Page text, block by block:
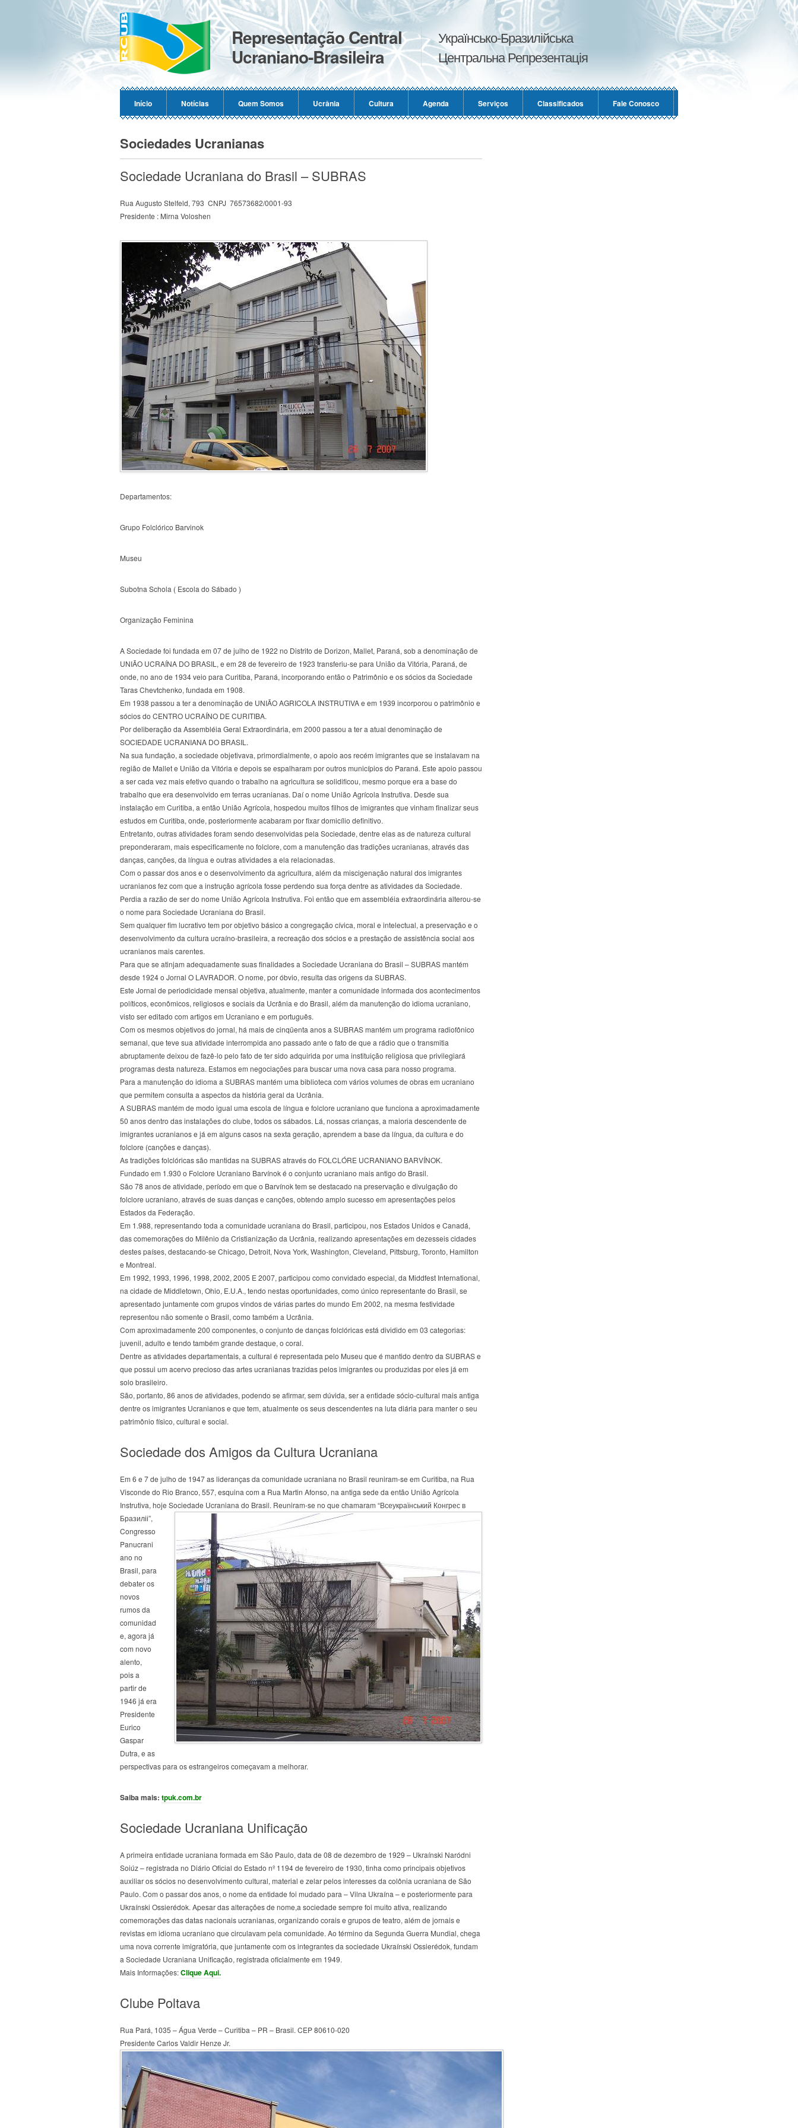
Representação Central
Ucraniano-Brasileira
Українсько-Бразилійська
Центральна Репрезентація
Início Notícias Quem Somos Ucrânia Cultura Agenda Serviços Classificados Fale Conosco
Sociedades Ucranianas
Sociedade Ucraniana do Brasil – SUBRAS
Rua Augusto Stelfeld, 793 CNPJ 76573682/0001-93
Presidente : Mirna Voloshen
Departamentos:
Grupo Folclórico Barvinok
Museu
Subotna Schola ( Escola do Sábado )
Organização Feminina
A Sociedade foi fundada em 07 de julho de 1922 no Distrito de Dorizon, Mallet, Paraná, sob a denominação de
UNIÃO UCRAÍNA DO BRASIL, e em 28 de fevereiro de 1923 transferiu-se para União da Vitória, Paraná, de
onde, no ano de 1934 veio para Curitiba, Paraná, incorporando então o Patrimônio e os sócios da Sociedade
Taras Chevtchenko, fundada em 1908.
Em 1938 passou a ter a denominação de UNIÃO AGRICOLA INSTRUTIVA e em 1939 incorporou o patrimônio e
sócios do CENTRO UCRAÍNO DE CURITIBA.
Por deliberação da Assembléia Geral Extraordinária, em 2000 passou a ter a atual denominação de
SOCIEDADE UCRANIANA DO BRASIL.
Na sua fundação, a sociedade objetivava, primordialmente, o apoio aos recém imigrantes que se instalavam na
região de Mallet e União da Vitória e depois se espalharam por outros municípios do Paraná. Este apoio passou
a ser cada vez mais efetivo quando o trabalho na agricultura se solidificou, mesmo porque era a base do
trabalho que era desenvolvido em terras ucranianas. Daí o nome União Agrícola Instrutiva. Desde sua
instalação em Curitiba, a então União Agrícola, hospedou muitos filhos de imigrantes que vinham finalizar seus
estudos em Curitiba, onde, posteriormente acabaram por fixar domicílio definitivo.
Entretanto, outras atividades foram sendo desenvolvidas pela Sociedade, dentre elas as de natureza cultural
preponderaram, mais especificamente no folclore, com a manutenção das tradições ucranianas, através das
danças, canções, da língua e outras atividades a ela relacionadas.
Com o passar dos anos e o desenvolvimento da agricultura, além da miscigenação natural dos imigrantes
ucranianos fez com que a instrução agrícola fosse perdendo sua força dentre as atividades da Sociedade.
Perdia a razão de ser do nome União Agrícola Instrutiva. Foi então que em assembléia extraordinária alterou-se
o nome para Sociedade Ucraniana do Brasil.
Sem qualquer fim lucrativo tem por objetivo básico a congregação cívica, moral e intelectual, a preservação e o
desenvolvimento da cultura ucraíno-brasileira, a recreação dos sócios e a prestação de assistência social aos
ucranianos mais carentes.
Para que se atinjam adequadamente suas finalidades a Sociedade Ucraniana do Brasil – SUBRAS mantém
desde 1924 o Jornal O LAVRADOR. O nome, por óbvio, resulta das origens da SUBRAS.
Este Jornal de periodicidade mensal objetiva, atualmente, manter a comunidade informada dos acontecimentos
políticos, econômicos, religiosos e sociais da Ucrânia e do Brasil, além da manutenção do idioma ucraniano,
visto ser editado com artigos em Ucraniano e em português.
Com os mesmos objetivos do jornal, há mais de cinqüenta anos a SUBRAS mantém um programa radiofônico
semanal, que teve sua atividade interrompida ano passado ante o fato de que a rádio que o transmitia
abruptamente deixou de fazê-lo pelo fato de ter sido adquirida por uma instituição religiosa que privilegiará
programas desta natureza. Estamos em negociações para buscar uma nova casa para nosso programa.
Para a manutenção do idioma a SUBRAS mantém uma biblioteca com vários volumes de obras em ucraniano
que permitem consulta a aspectos da história geral da Ucrânia.
A SUBRAS mantém de modo igual uma escola de língua e folclore ucraniano que funciona a aproximadamente
50 anos dentro das instalações do clube, todos os sábados. Lá, nossas crianças, a maioria descendente de
imigrantes ucranianos e já em alguns casos na sexta geração, aprendem a base da língua, da cultura e do
folclore (canções e danças).
As tradições folclóricas são mantidas na SUBRAS através do FOLCLÓRE UCRANIANO BARVÍNOK.
Fundado em 1.930 o Folclore Ucraniano Barvínok é o conjunto ucraniano mais antigo do Brasil.
São 78 anos de atividade, período em que o Barvínok tem se destacado na preservação e divulgação do
folclore ucraniano, através de suas danças e canções, obtendo amplo sucesso em apresentações pelos
Estados da Federação.
Em 1.988, representando toda a comunidade ucraniana do Brasil, participou, nos Estados Unidos e Canadá,
das comemorações do Milênio da Cristianização da Ucrânia, realizando apresentações em dezesseis cidades
destes países, destacando-se Chicago, Detroit, Nova York, Washington, Cleveland, Pittsburg, Toronto, Hamilton
e Montreal.
Em 1992, 1993, 1996, 1998, 2002, 2005 E 2007, participou como convidado especial, da Middfest International,
na cidade de Middletown, Ohio, E.U.A., tendo nestas oportunidades, como único representante do Brasil, se
apresentado juntamente com grupos vindos de várias partes do mundo Em 2002, na mesma festividade
representou não somente o Brasil, como também a Ucrânia.
Com aproximadamente 200 componentes, o conjunto de danças folclóricas está dividido em 03 categorias:
juvenil, adulto e tendo também grande destaque, o coral.
Dentre as atividades departamentais, a cultural é representada pelo Museu que é mantido dentro da SUBRAS e
que possui um acervo precioso das artes ucranianas trazidas pelos imigrantes ou produzidas por eles já em
solo brasileiro.
São, portanto, 86 anos de atividades, podendo se afirmar, sem dúvida, ser a entidade sócio-cultural mais antiga
dentre os imigrantes Ucranianos e que tem, atualmente os seus descendentes na luta diária para manter o seu
patrimônio físico, cultural e social.
Sociedade dos Amigos da Cultura Ucraniana
Em 6 e 7 de julho de 1947 as lideranças da comunidade ucraniana no Brasil reuniram-se em Curitiba, na Rua
Visconde do Rio Branco, 557, esquina com a Rua Martin Afonso, na antiga sede da então União Agrícola
Instrutiva, hoje Sociedade Ucraniana do Brasil. Reuniram-se no que chamaram “Всеукраїнський Конгрес в
Бразиліі”,
Congresso
Panucrani
ano no
Brasil, para
debater os
novos
rumos da
comunidad
e, agora já
com novo
alento,
pois a
partir de
1946 já era
Presidente
Eurico
Gaspar
Dutra, e as
perspectivas para os estrangeiros começavam a melhorar.
Saiba mais: tpuk.com.br
Sociedade Ucraniana Unificação
A primeira entidade ucraniana formada em São Paulo, data de 08 de dezembro de 1929 – Ukraínski Naródni
Soiúz – registrada no Diário Oficial do Estado nº 1194 de fevereiro de 1930, tinha como principais objetivos
auxiliar os sócios no desenvolvimento cultural, material e zelar pelos interesses da colônia ucraniana de São
Paulo. Com o passar dos anos, o nome da entidade foi mudado para – Vilna Ukraína – e posteriormente para
Ukraínski Ossierédok. Apesar das alterações de nome,a sociedade sempre foi muito ativa, realizando
comemorações das datas nacionais ucranianas, organizando corais e grupos de teatro, além de jornais e
revistas em idioma ucraniano que circulavam pela comunidade. Ao término da Segunda Guerra Mundial, chega
uma nova corrente imigratória, que juntamente com os integrantes da sociedade Ukraínski Ossierédok, fundam
a Sociedade Ucraniana Unificação, registrada oficialmente em 1949.
Mais Informações:Clique Aqui.
Clube Poltava
Rua Pará, 1035 – Água Verde – Curitiba – PR – Brasil. CEP 80610-020
Presidente Carlos Valdir Henze Jr.